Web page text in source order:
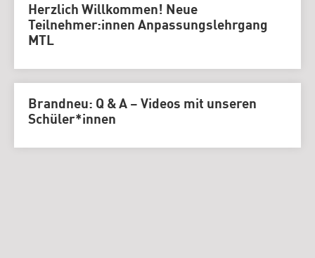
Herzlich Willkommen! Neue
Teilnehmer:innen Anpassungslehrgang
MTL
Brandneu: Q & A – Videos mit unseren
Schüler*innen